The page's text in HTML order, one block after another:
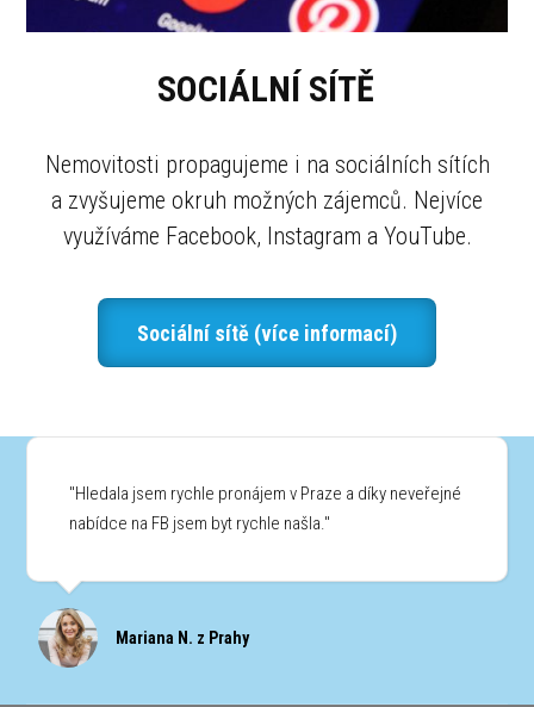
SOCIÁLNÍ SÍTĚ
Nemovitosti propagujeme i na sociálních sítích
a zvyšujeme okruh možných zájemců. Nejvíce
využíváme Facebook, Instagram a YouTube.
Sociální sítě (více informací)
"Hledala jsem rychle pronájem v Praze a díky neveřejné
nabídce na FB jsem byt rychle našla."
Mariana N. z Prahy